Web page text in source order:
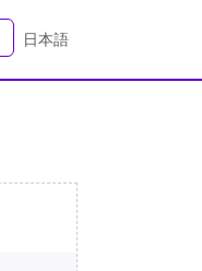
日本語